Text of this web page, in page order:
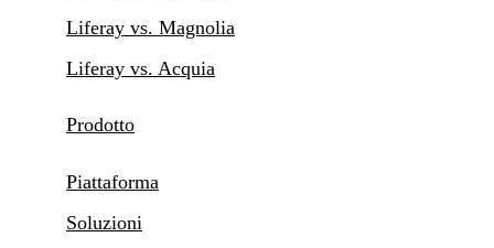
Liferay vs. Magnolia
Liferay vs. Acquia
Prodotto
Piattaforma
Soluzioni